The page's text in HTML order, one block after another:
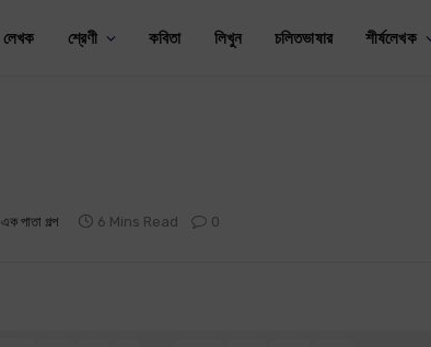
লেখক শ্রেণী কবিতা লিখুন চলিতভাষার শীর্ষলেখক
এক পাতা গল্প 6 Mins Read 0